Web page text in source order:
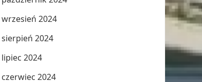
wrzesień 2024
sierpień 2024
lipiec 2024
czerwiec 2024